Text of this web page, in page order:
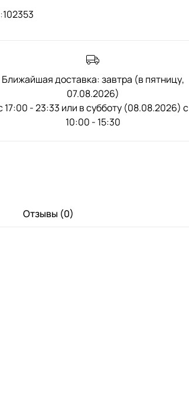
102353
Ближайшая доставка: завтра (в пятницу,
07.08.2026)
17:00 - 23:33 или в субботу (08.08.2026) с
10:00 - 15:30
Отзывы (0)